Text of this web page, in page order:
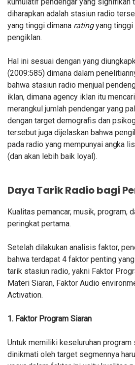
kumulatif pendengar yang signifikan
diharapkan adalah stasiun radio
yang tinggi dimana ratingyang tinggi
pengiklan.
Hal ini sesuai dengan yang
(2009:585) dimana dalam
bahwa stasiun radio menjual
iklan, dimana agency iklan itu
merangkul jumlah pendengar yang
dengan target demografis dan
tersebut juga dijelaskan bahwa
pada radio yang mempunyai angka
(dan akan lebih baik loyal).
Daya Tarik Radio bagi
Kualitas pemancar, musik, program,
peringkat pertama.
Setelah dilakukan analisis faktor,
bahwa terdapat 4 faktor penting
tarik stasiun radio, yakni Faktor
Materi Siaran, Faktor Audio
Activation.
1. Faktor Program Siaran
Untuk memiliki keseluruhan program
dinikmati oleh target segmennya